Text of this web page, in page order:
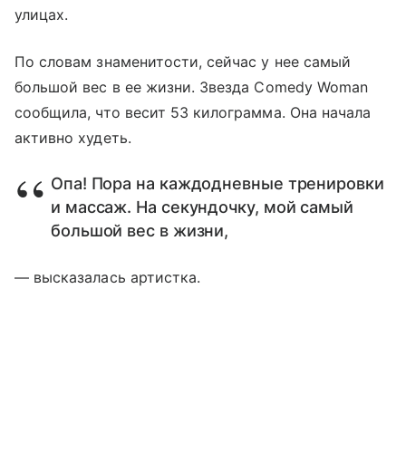
улицах.
По словам знаменитости, сейчас у нее самый
большой вес в ее жизни. Звезда Comedy Woman
сообщила, что весит 53 килограмма. Она начала
активно худеть.
Опа! Пора на каждодневные тренировки
и массаж. На секундочку, мой самый
большой вес в жизни,
— высказалась артистка.